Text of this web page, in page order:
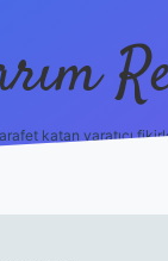
katan yaratıcı